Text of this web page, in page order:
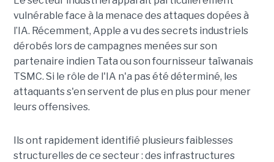
vulnérable face à la menace des attaques dopées à
l’IA. Récemment, Apple a vu des secrets industriels
dérobés lors de campagnes menées sur son
partenaire indien Tata ou son fournisseur taïwanais
TSMC. Si le rôle de l'IA n'a pas été déterminé, les
attaquants s'en servent de plus en plus pour mener
leurs offensives.
Ils ont rapidement identifié plusieurs faiblesses
structurelles de ce secteur : des infrastructures